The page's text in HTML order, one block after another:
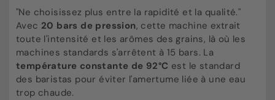
"Ne choisissez plus entre la rapidité et la qualité."
Avec 20 bars de pression, cette machine extrait
toute l'intensité et les arômes des grains, là où les
machines standards s'arrêtent à 15 bars. La
température constante de 92°C est le standard
des baristas pour éviter l'amertume liée à une eau
trop chaude.